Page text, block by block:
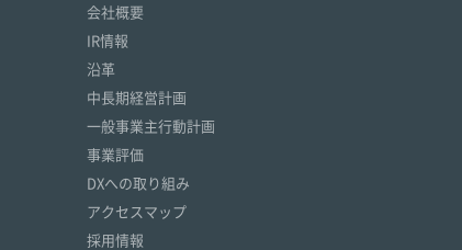
会社概要
IR情報
沿革
中長期経営計画
一般事業主行動計画
事業評価
DXへの取り組み
アクセスマップ
採用情報